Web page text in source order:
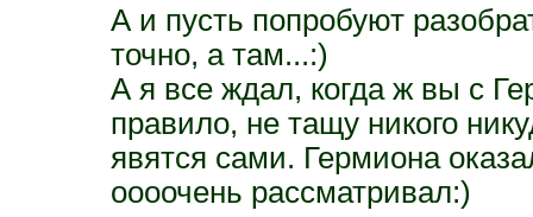
А и пусть попробуют
точно, а там...:)
А я все ждал, когда ж вы с
правило, не тащу никого
явятся сами. Гермиона
оооочень рассматривал:)